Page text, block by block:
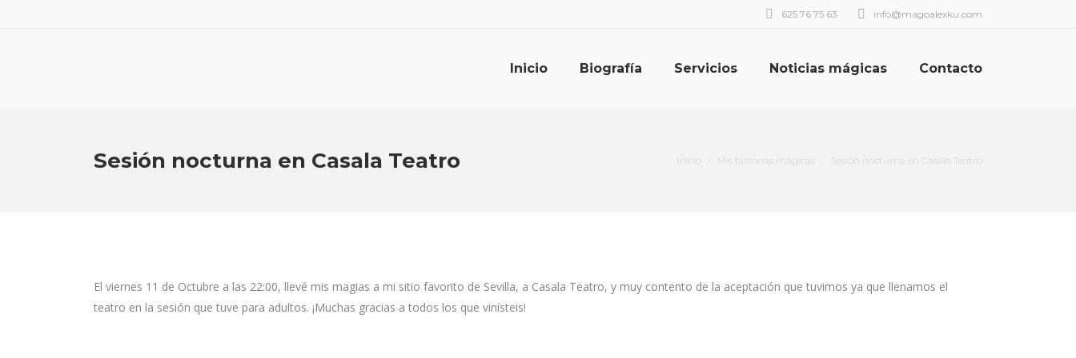
625 76 75 63 info@magoalexku.com
Inicio Biografía Servicios Noticias mágicas Contacto
Sesión nocturna en Casala Teatro Estás aquí:
Inicio Mis historias mágicas Sesión nocturna en Casala Teatro
El viernes 11 de Octubre a las 22:00, llevé mis magias a mi sitio favorito de Sevilla, a Casala Teatro, y muy contento de la aceptación que tuvimos ya que llenamos el
teatro en la sesión que tuve para adultos. ¡Muchas gracias a todos los que vinísteis!